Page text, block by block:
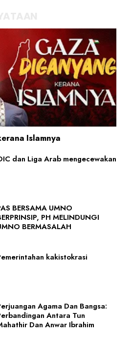
Islamnya
dan Liga Arab mengecewakan
BERSAMA UMNO
PH MELINDUNGI
BERMASALAH
kakistokrasi
Agama Dan Bangsa:
Antara Tun
Dan Anwar Ibrahim